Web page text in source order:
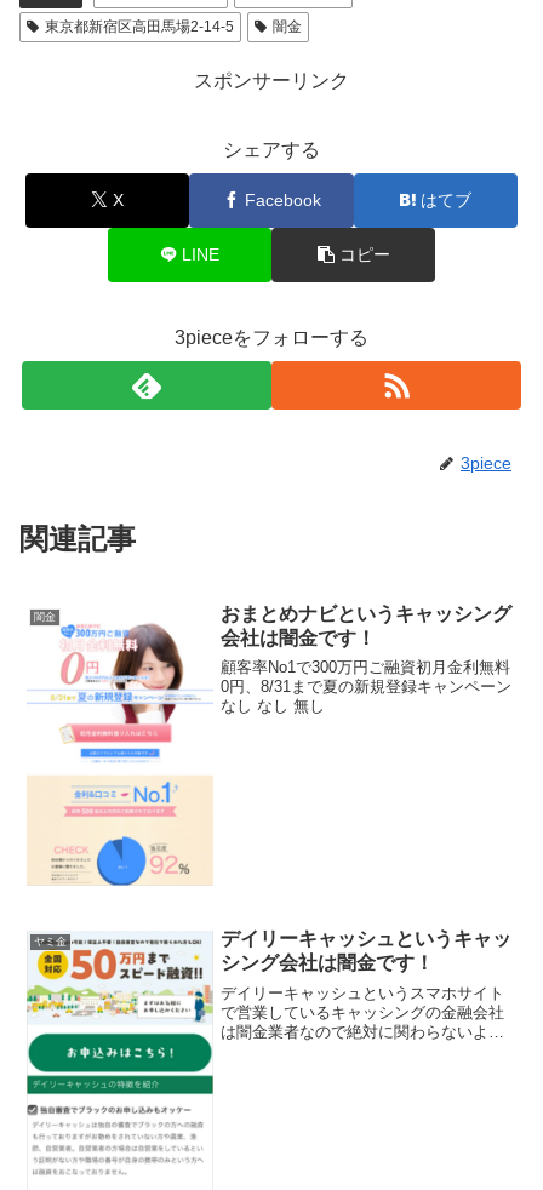
東京都新宿区高田馬場2-14-5
闇金
スポンサーリンク
シェアする
X Facebook はてブ
LINE コピー
3pieceをフォローする
3piece
関連記事
闇金
おまとめナビというキャッシング
会社は闇金です！
顧客率No1で300万円ご融資初月金利無料
0円、8/31まで夏の新規登録キャンペーン
なし なし 無し
ヤミ金
デイリーキャッシュというキャッ
シング会社は闇金です！
デイリーキャッシュというスマホサイト
で営業しているキャッシングの金融会社
は闇金業者なので絶対に関わらないよう